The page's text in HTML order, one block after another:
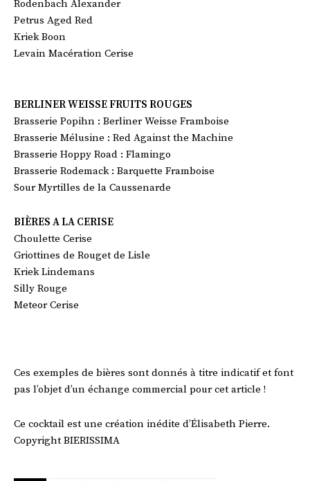
Rodenbach Alexander
Petrus Aged Red
Kriek Boon
Levain Macération Cerise
BERLINER WEISSE FRUITS ROUGES
Brasserie Popihn : Berliner Weisse Framboise
Brasserie Mélusine : Red Against the Machine
Brasserie Hoppy Road : Flamingo
Brasserie Rodemack : Barquette Framboise
Sour Myrtilles de la Caussenarde
BIÈRES A LA CERISE
Choulette Cerise
Griottines de Rouget de Lisle
Kriek Lindemans
Silly Rouge
Meteor Cerise
Ces exemples de bières sont donnés à titre indicatif et font
pas l’objet d’un échange commercial pour cet article !
Ce cocktail est une création inédite d’Élisabeth Pierre.
Copyright BIERISSIMA